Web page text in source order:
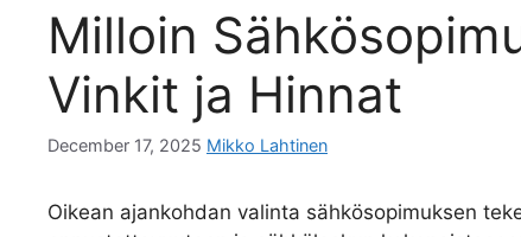
Milloin
Vinkit ja Hinnat
December 17, 2025 Mikko Lahtinen
Oikean ajankohdan valinta sähkösopimuksen